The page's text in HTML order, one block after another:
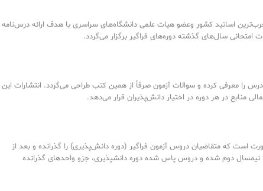
اساتید کشور وعضو هیات علمی دانشگاه‌های سراسری با هدف ارائه درس‌نامه‌
سال‌های گذشته دوره‌های فراگیر برگزار می‌گردد.
را معرفی کرده و سوالات آزمون صرفاً از همین کتب طراحی می‌گردد. انتشارات این
منابع در هر دوره در اختیار دانش‌پذیران قرار می‌دهد.
است که متقاضیان دروس آزمون فراگیر (دوره دانش‌پذیری) را گذرانده و بعد از
نیمسال دوم شده و دروس پاس شده دوره دانشپذیری، جزو واحدهای گذرانده